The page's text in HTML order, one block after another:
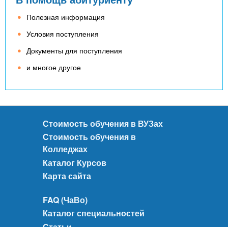
Полезная информация
Условия поступления
Документы для поступления
и многое другое
Стоимость обучения в ВУЗах
Стоимость обучения в
Колледжах
Каталог Курсов
Карта сайта
FAQ (ЧаВо)
Каталог специальностей